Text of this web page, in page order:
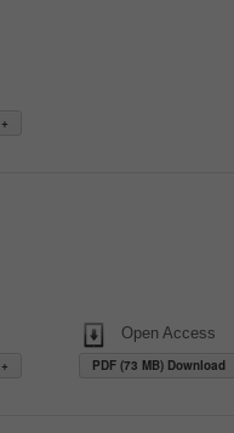
Open Access
PDF (73 MB) Download